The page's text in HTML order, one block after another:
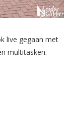
live gegaan met
multitasken.